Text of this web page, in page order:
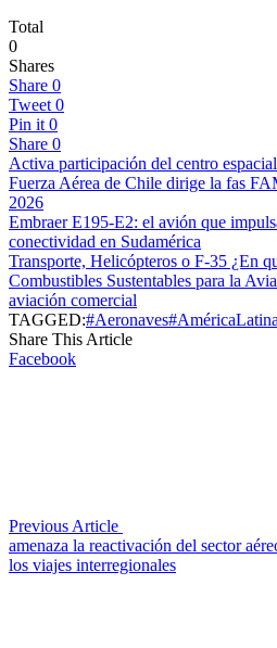
Total
0
Shares
Share 0
Tweet 0
Pin it 0
Share 0
Activa participación del centro
Fuerza Aérea de Chile dirige la fas
2026
Embraer E195-E2: el avión que
conectividad en Sudamérica
Transporte, Helicópteros o F-35 ¿En
Combustibles Sustentables para la
aviación comercial
TAGGED:#Aeronaves#AméricaLatina
Share This Article
Facebook
Previous Article
amenaza la reactivación del sector
los viajes interregionales